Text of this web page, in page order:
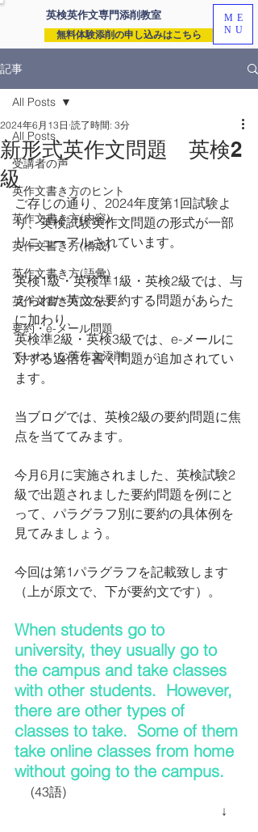
英検英作文専門添削教室
無料体験添削の申し込みはこちら
ME
NU
記事
All Posts
受講者の声
英作文書き方のヒント
英作文書き方(内容)
英作文書き方(構成)
英作文書き方(語彙)
英作文書き方(文法)
要約・e-メール問題
ていねいな英作文添削
All Posts
新形式英作文問題 英検2
級
2024年6月13日 読了時間: 3分
ご存じの通り、2024年度第1回試験よ
り、英検試験英作文問題の形式が一部
リニューアルされています。
英検1級・英検準1級・英検2級では、与
えられた英文を要約する問題があらた
に加わり、
英検準2級・英検3級では、e-メールに
対する返信を書く問題が追加されてい
ます。
当ブログでは、英検2級の要約問題に焦
点を当ててみます。
今月6月に実施されました、英検試験2
級で出題されました要約問題を例にと
って、パラグラフ別に要約の具体例を
見てみましょう。
今回は第1パラグラフを記載致します
（上が原文で、下が要約文です）。
When students go to
university, they usually go to
the campus and take classes
with other students.  However,
there are other types of
classes to take.  Some of them
take online classes from home
without going to the campus.
(43語)
↓